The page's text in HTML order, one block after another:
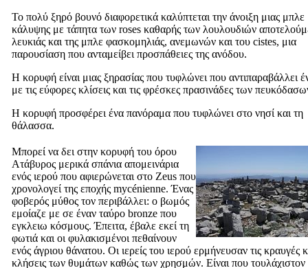
Το πολύ ξηρό βουνό διαφορετικά καλύπτεται την άνοιξη μιας μπλε
κάλυψης με τάπητα των roses καθαρής των λουλουδιών
λευκιάς και της μπλε φασκομηλιάς, ανεμωνών και του cistes, μια
παρουσίαση που ανταμείβει προσπάθειες της ανόδου.
Η κορυφή είναι μιας ξηρασίας που τυφλώνει που αντιπαραβάλλει
με τις εύφορες κλίσεις και τις φρέσκες πρασινάδες των
Η κορυφή προσφέρει ένα πανόραμα που τυφλώνει στο νησί και τη
θάλασσα.
Μπορεί να δει στην κορυφή του όρου
Ατάβυρος μερικά σπάνια απομεινάρια
ενός ιερού που αφιερώνεται στο Zeus που
χρονολογεί της εποχής mycénienne. Ένας
φοβερός μύθος τον περιβάλλει: ο βωμός
εμοίαζε με σε έναν ταύρο bronze που
εγκλειω κόσμους. Έπειτα, έβαλε εκεί τη
φωτιά και οι φυλακισμένοι πεθαίνουν
ενός άγριου θάνατου. Οι ιερείς του ιερού ερμήνευσαν τις κραυγές
κλήσεις των θυμάτων καθώς των χρησμών. Είναι που τουλάχιστον